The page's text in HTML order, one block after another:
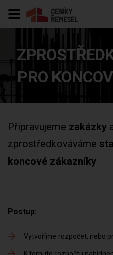
PRO
Připravujeme zakázky
zprostředkováváme
koncové zákazníky
Postup:
Vytvoříme rozpočet, nebo